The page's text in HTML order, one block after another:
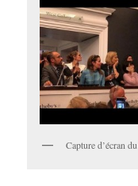
Capture d’écran